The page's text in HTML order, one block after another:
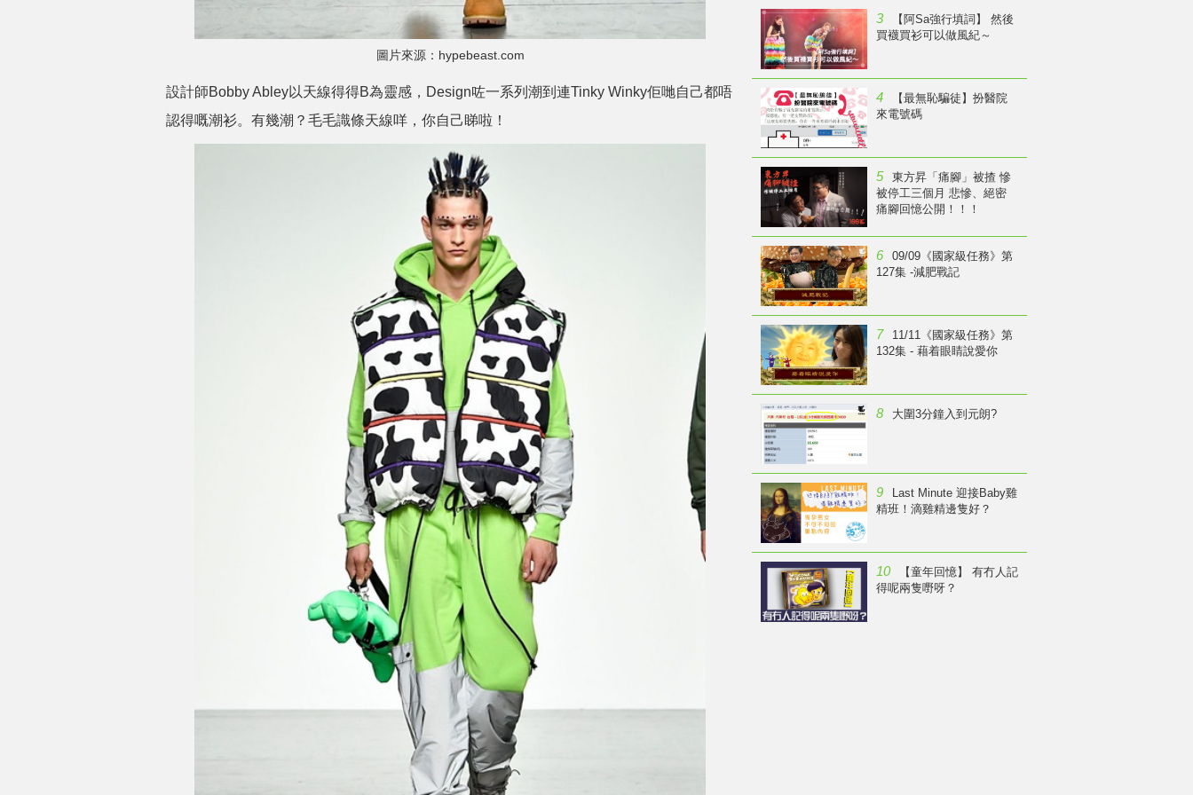
圖片來源：hypebeast.com
設計師Bobby Abley以天線得得B為靈感，Design咗一系列潮到連Tinky Winky佢哋自己都唔
認得嘅潮衫。有幾潮？毛毛識條天線咩，你自己睇啦！
3
【阿Sa強行填詞】 然後
買襪買衫可以做風紀～
4
【最無恥騙徒】扮醫院
來電號碼
5
東方昇「痛腳」被揸 慘
被停工三個月 悲慘、絕密
痛腳回憶公開！！！
6
09/09《國家級任務》第
127集 -減肥戰記
7
11/11《國家級任務》第
132集 - 藉着眼睛說愛你
8 大圍3分鐘入到元朗?
9
Last Minute 迎接Baby雞
精班！滴雞精邊隻好？
10
【童年回憶】 有冇人記
得呢兩隻嘢呀？